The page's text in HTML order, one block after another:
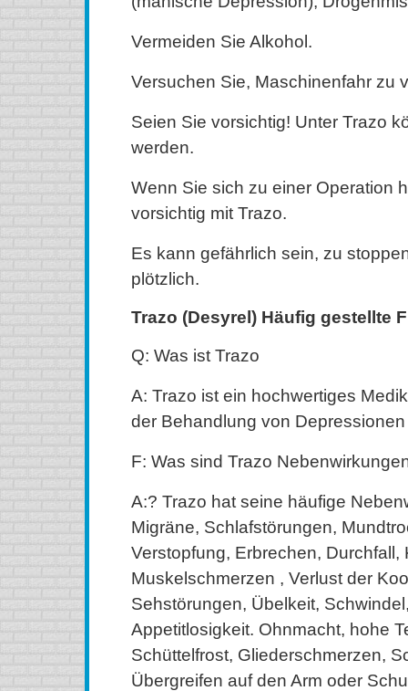
Vermeiden Sie Alkohol.
Versuchen Sie, Maschinenfahr zu
Seien Sie vorsichtig! Unter Trazo
werden.
Wenn Sie sich zu einer Operation
vorsichtig mit Trazo.
Es kann gefährlich sein, zu
plötzlich.
Trazo (Desyrel) Häufig gestellte
Q: Was ist Trazo
A: Trazo ist ein hochwertiges
der Behandlung von
F: Was sind Trazo
A:? Trazo hat seine häufige
Migräne, Schlafstörungen,
Verstopfung, Erbrechen, Durchfall,
Muskelschmerzen , Verlust der
Sehstörungen, Übelkeit,
Appetitlosigkeit. Ohnmacht, hohe
Schüttelfrost, Gliederschmerzen,
Übergreifen auf den Arm oder